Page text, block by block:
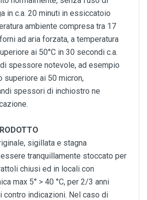
in c.a. 20 minuti in essiccatoio
ambiente compresa tra 17
ad aria forzata, a temperatura
ai 50°C in 30 secondi c.a.
spessore notevole, ad esempio
superiore ai 50 micron,
spessori di inchiostro ne
sigillata e stagna
essere tranquillamente stoccato per
chiusi ed in locali con
max 5° > 40 °C, per 2/3 anni
contro indicazioni. Nel caso di